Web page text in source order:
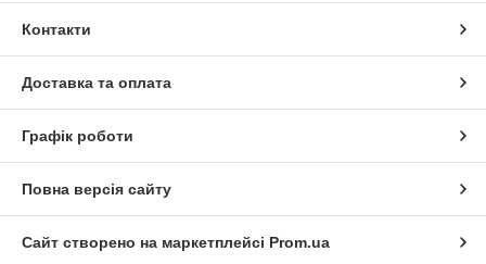
Контакти
Доставка та оплата
Графік роботи
Повна версія сайту
Сайт створено на маркетплейсі Prom.ua